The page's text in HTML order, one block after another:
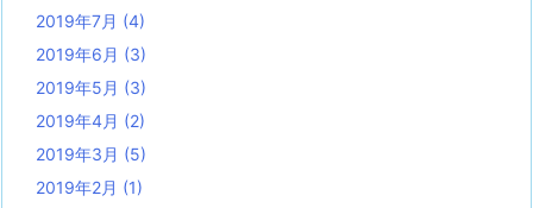
2019年7月 (4)
2019年6月 (3)
2019年5月 (3)
2019年4月 (2)
2019年3月 (5)
2019年2月 (1)